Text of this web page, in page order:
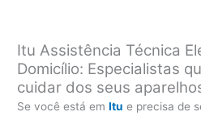
Itu Assistência Técnica
Domicílio: Especialistas
cuidar dos seus
Se você está emItu e precisa de